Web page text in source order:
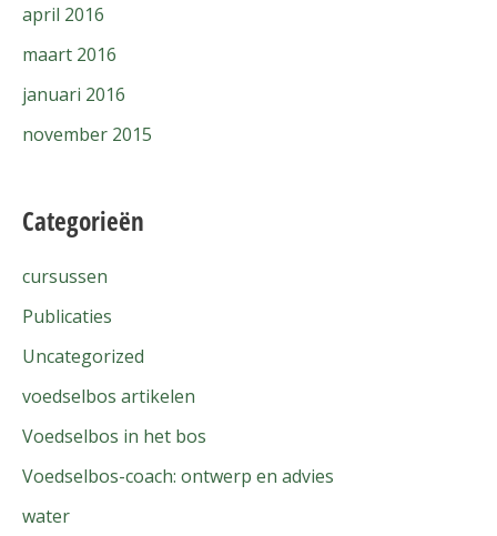
april 2016
maart 2016
januari 2016
november 2015
Categorieën
cursussen
Publicaties
Uncategorized
voedselbos artikelen
Voedselbos in het bos
Voedselbos-coach: ontwerp en advies
water